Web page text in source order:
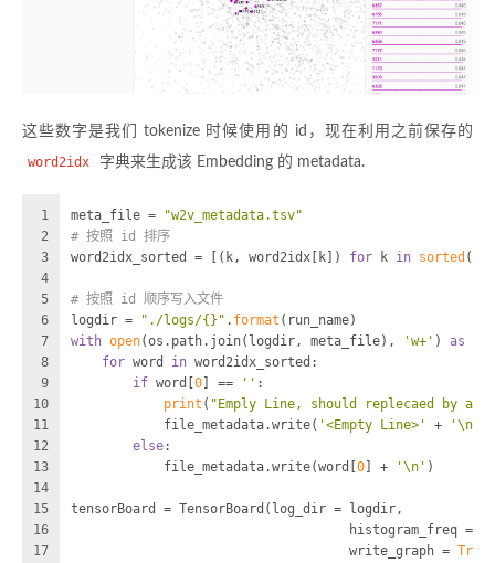
这些数字是我们 tokenize 时候使用的 id，现在利用之前保存的
word2idx
字典来生成该 Embedding 的 metadata.
1
2
3
4
5
6
7
8
9
10
11
12
13
14
15
16
17
meta_file =
"w2v_metadata.tsv"
# 按照 id 排序
word2idx_sorted = [(k, word2idx[k]) for k in sorted
# 按照 id 顺序写入文件
logdir =
"./logs/{}" . format (run_name)
with open(os.path.join(logdir, meta_file), 'w+' ) as
for word in word2idx_sorted:
if word[ 0 ] == '' :
print ( "Emply Line, should replecaed by
            file_metadata.write(
'<Empty Line>' + '\n'
else:
            file_metadata.write(word[
0 ] + '\n' )
tensorBoard = TensorBoard(log_dir = logdir,
                                    histogram_freq =
                                    write_graph =
True